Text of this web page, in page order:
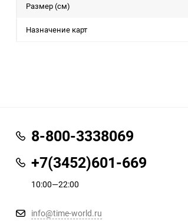
Размер (см)
Назначение карт
8-800-3338069
+7(3452)601-669
10:00—22:00
info@time-world.ru